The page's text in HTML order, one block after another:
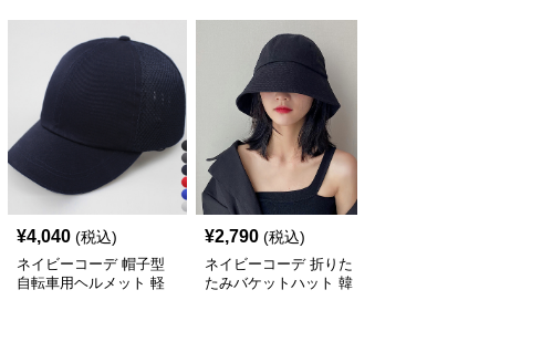
¥4,040 (税込)
ネイビーコーデ 帽子型
自転車用ヘルメット 軽
¥2,790 (税込)
ネイビーコーデ 折りた
たみバケットハット 韓